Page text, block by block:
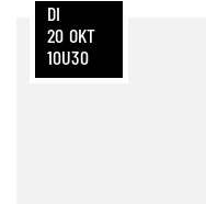
DI
20 OKT
10U30